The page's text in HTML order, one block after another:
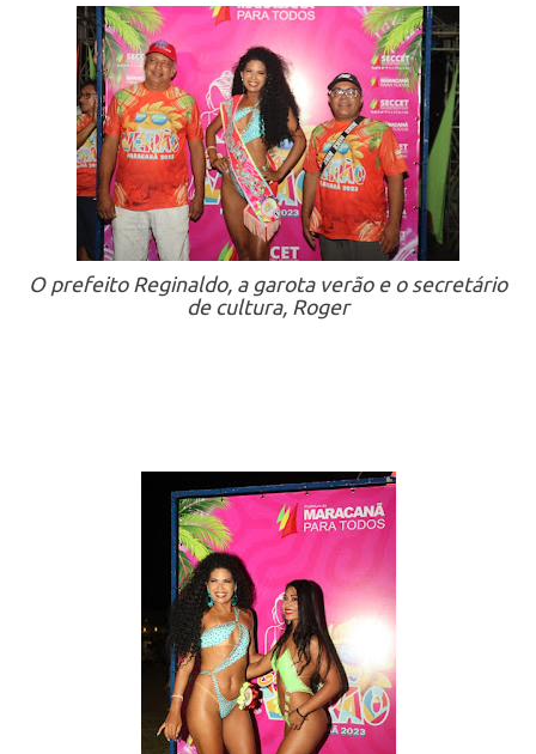
O prefeito Reginaldo, a garota verão e o secretário
de cultura, Roger